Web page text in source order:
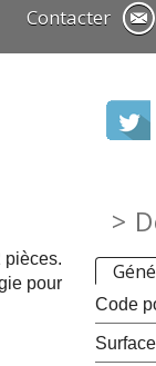
Contacter
pièces.
pour
>
Code